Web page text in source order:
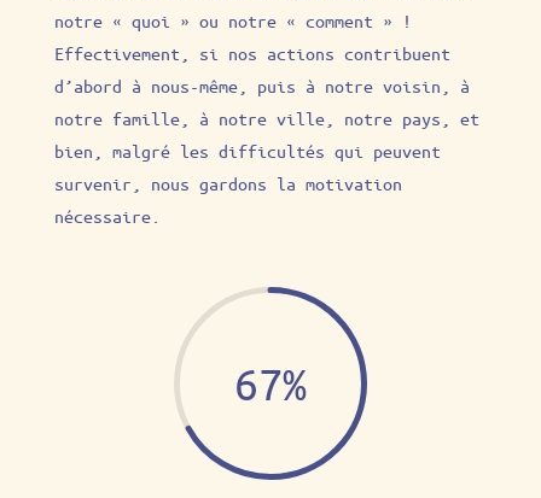
notre « quoi » ou notre « comment » !
Effectivement, si nos actions contribuent
d’abord à nous-même, puis à notre voisin, à
notre famille, à notre ville, notre pays, et
bien, malgré les difficultés qui peuvent
survenir, nous gardons la motivation
nécessaire.
67%